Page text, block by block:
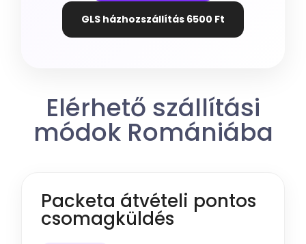
GLS házhozszállítás 6500 Ft
Elérhető szállítási
módok Romániába
Packeta átvételi pontos
csomagküldés